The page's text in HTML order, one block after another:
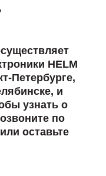
HELM
Петербурге,
и
узнать о
по
оставьте